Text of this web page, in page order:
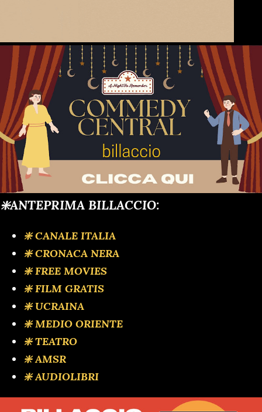
❇️ANTEPRIMA BILLACCIO:
❇️ CANALE ITALIA
❇️ CRONACA NERA
❇️ FREE MOVIES
❇️ FILM GRATIS
❇️ UCRAINA
❇️ MEDIO ORIENTE
❇️ TEATRO
❇️ AMSR
❇️ AUDIOLIBRI